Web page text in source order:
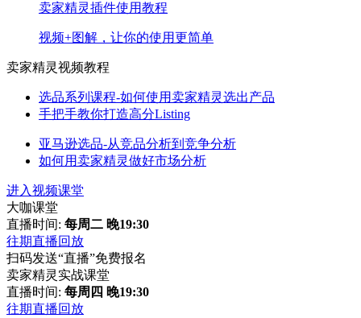
卖家精灵插件使用教程
视频+图解，让你的使用更简单
卖家精灵视频教程
选品系列课程-如何使用卖家精灵选出产品
手把手教你打造高分Listing
亚马逊选品-从竞品分析到竞争分析
如何用卖家精灵做好市场分析
进入视频课堂
大咖课堂
直播时间: 每周二 晚19:30
往期直播回放
扫码发送“直播”免费报名
卖家精灵实战课堂
直播时间: 每周四 晚19:30
往期直播回放